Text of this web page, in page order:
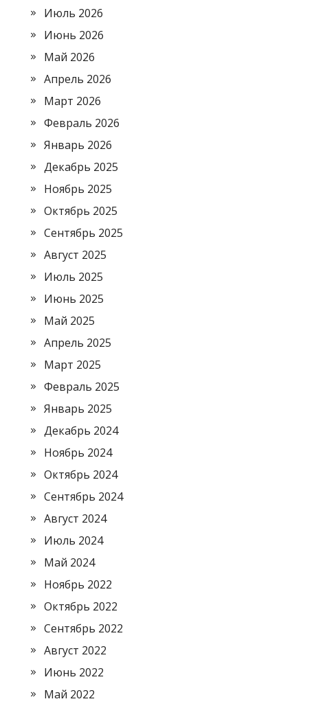
Июль 2026
Июнь 2026
Май 2026
Апрель 2026
Март 2026
Февраль 2026
Январь 2026
Декабрь 2025
Ноябрь 2025
Октябрь 2025
Сентябрь 2025
Август 2025
Июль 2025
Июнь 2025
Май 2025
Апрель 2025
Март 2025
Февраль 2025
Январь 2025
Декабрь 2024
Ноябрь 2024
Октябрь 2024
Сентябрь 2024
Август 2024
Июль 2024
Май 2024
Ноябрь 2022
Октябрь 2022
Сентябрь 2022
Август 2022
Июнь 2022
Май 2022